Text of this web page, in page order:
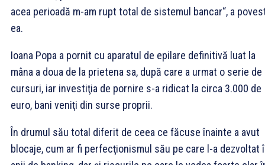
acea perioadă m-am rupt total de sistemul bancar“, a
ea.
Ioana Popa a pornit cu aparatul de epilare definitivă luat la
mâna a doua de la prietena sa, după care a urmat o serie de
cursuri, iar investiţia de pornire s-a ridicat la circa 3.000 de
euro, bani veniţi din surse proprii.
În drumul său total diferit de ceea ce făcuse înainte a avut
blocaje, cum ar fi perfecţionismul său pe care l-a dezvoltat